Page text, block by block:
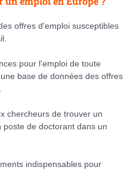
offres d'emploi susceptibles
pour l'emploi de toute
base de données des offres
chercheurs de trouver un
de doctorant dans un
indispensables pour